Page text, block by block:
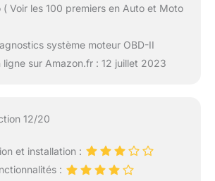
Voir les 100 premiers en Auto et Moto
système moteur OBD-II
ligne sur Amazon.fr : 12 juillet 2023
12/20
et installation :
: